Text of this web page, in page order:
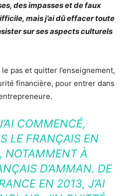
des impasses et de faux
mais j’ai dû effacer toute
sur ses aspects culturels
pas et quitter l’enseignement,
financière, pour entrer dans
COMMENCÉ,
LE FRANÇAIS EN
NOTAMMENT À
D’AMMAN. DE
EN 2013, J’AI